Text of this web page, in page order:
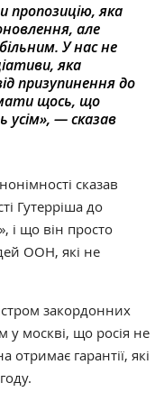
яка
але
У нас не
яка
призупинення до
щось, що
усім», — сказав
сказав
Гутерріша до
і що він просто
ООН, які не
закордонних
у москві, що росія не
гарантії, які